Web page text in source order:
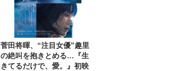
菅田将暉、“注目女優”趣里
の絶叫を抱きとめる…『生
きてるだけで、愛。』初映